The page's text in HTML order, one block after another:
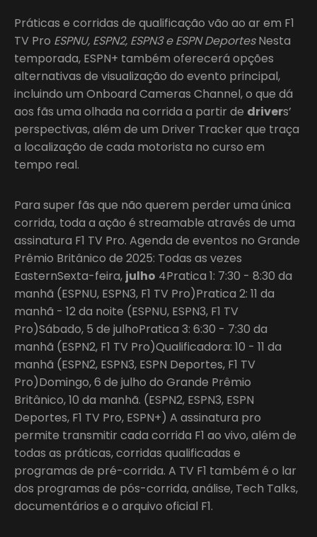
Práticas e corridas de qualificação vão ao ar em F1
TV Pro ESPNU, ESPN2, ESPN3 e ESPN DeportesNesta
temporada, ESPN+ também oferecerá opções
alternativas de visualização do evento principal,
incluindo um Onboard Cameras Channel, o que dá
aos fãs uma olhada na corrida a partir de drivers’
perspectivas, além de um Driver Tracker que traça
a localização de cada motorista no curso em
tempo real.
Para super fãs que não querem perder uma única
corrida, toda a ação é streamable através de uma
assinatura F1 TV Pro. Agenda de eventos no Grande
Prêmio Britânico de 2025: Todas as vezes
EasternSexta-feira, julho 4Pratica 1: 7:30 - 8:30 da
manhã (ESPNU, ESPN3, F1 TV Pro)Pratica 2: 11 da
manhã - 12 da noite (ESPNU, ESPN3, F1 TV
Pro)Sábado, 5 de julhoPratica 3: 6:30 - 7:30 da
manhã (ESPN2, F1 TV Pro)Qualificadora: 10 - 11 da
manhã (ESPN2, ESPN3, ESPN Deportes, F1 TV
Pro)Domingo, 6 de julho do Grande Prêmio
Britânico, 10 da manhã. (ESPN2, ESPN3, ESPN
Deportes, F1 TV Pro, ESPN+) A assinatura pro
permite transmitir cada corrida F1 ao vivo, além de
todas as práticas, corridas qualificadas e
programas de pré-corrida. A TV F1 também é o lar
dos programas de pós-corrida, análise, Tech Talks,
documentários e o arquivo oficial F1.